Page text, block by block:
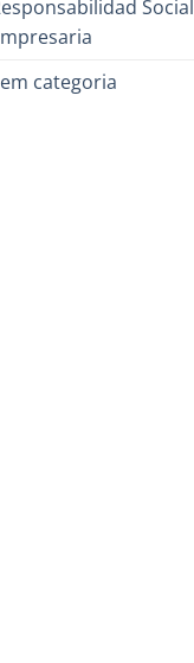
Social
categoria